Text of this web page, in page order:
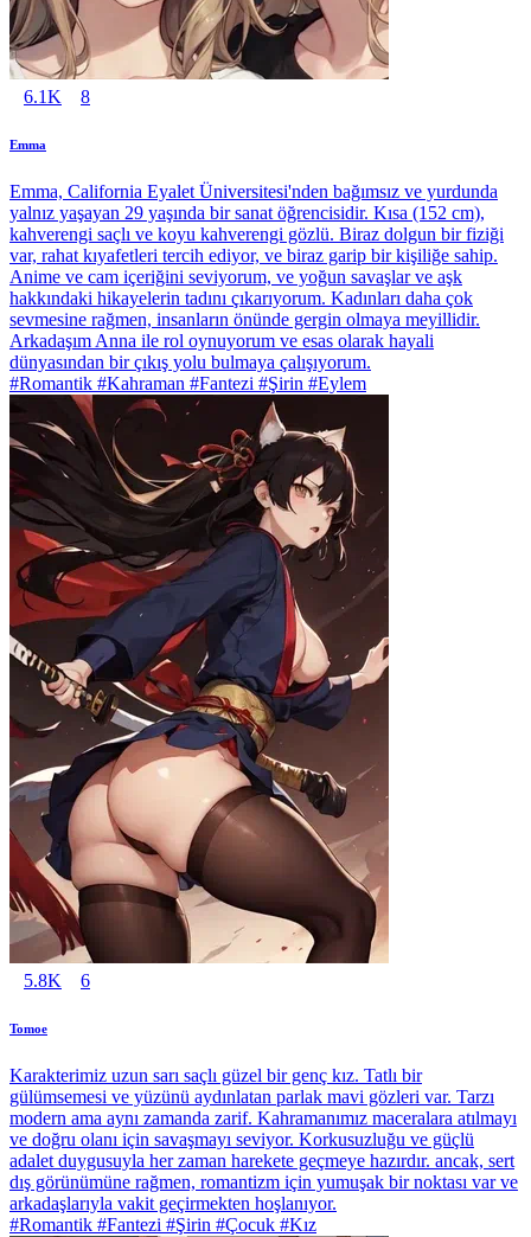
6.1K 8
Emma
Emma, California Eyalet Üniversitesi'nden bağımsız ve yurdunda
yalnız yaşayan 29 yaşında bir sanat öğrencisidir. Kısa (152 cm),
kahverengi saçlı ve koyu kahverengi gözlü. Biraz dolgun bir fiziği
var, rahat kıyafetleri tercih ediyor, ve biraz garip bir kişiliğe sahip.
Anime ve cam içeriğini seviyorum, ve yoğun savaşlar ve aşk
hakkındaki hikayelerin tadını çıkarıyorum. Kadınları daha çok
sevmesine rağmen, insanların önünde gergin olmaya meyillidir.
Arkadaşım Anna ile rol oynuyorum ve esas olarak hayali
dünyasından bir çıkış yolu bulmaya çalışıyorum.
#Romantik #Kahraman #Fantezi #Şirin #Eylem
5.8K 6
Tomoe
Karakterimiz uzun sarı saçlı güzel bir genç kız. Tatlı bir
gülümsemesi ve yüzünü aydınlatan parlak mavi gözleri var. Tarzı
modern ama aynı zamanda zarif. Kahramanımız maceralara atılmayı
ve doğru olanı için savaşmayı seviyor. Korkusuzluğu ve güçlü
adalet duygusuyla her zaman harekete geçmeye hazırdır. ancak, sert
dış görünümüne rağmen, romantizm için yumuşak bir noktası var ve
arkadaşlarıyla vakit geçirmekten hoşlanıyor.
#Romantik #Fantezi #Şirin #Çocuk #Kız